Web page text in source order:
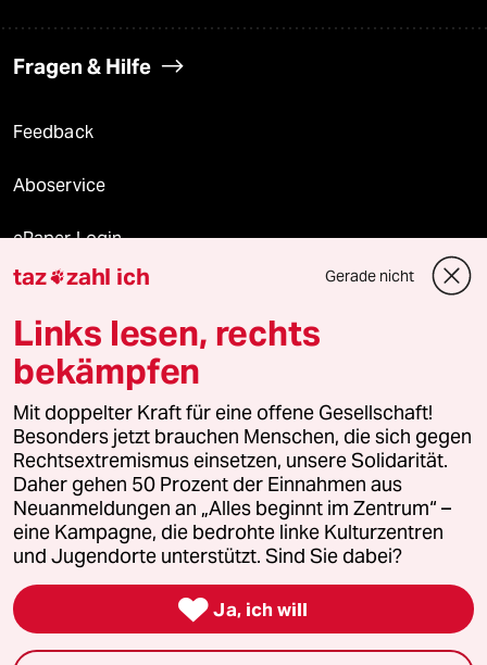
Fragen & Hilfe
Feedback
Aboservice
ePaper Login
Downloads für Abonnierende
© 2026 taz Verlags und Vertriebs GmbH
Alle Rechte vorbehalten. Bei rechtlichen Fragen oder für Genehmigungen
wenden Sie sich bitte an
lizenzen@taz.de
Feedback Redaktionsstatut Kommune-Richtlinien
Leitlinie Informant Datenschutz Impressum AGB
Seitenwende Einwilligungen widerrufen (Ads)
taz zahl ich Gerade nicht
Links lesen, rechts
bekämpfen
Mit doppelter Kraft für eine offene Gesellschaft!
Besonders jetzt brauchen Menschen, die sich gegen
Rechtsextremismus einsetzen, unsere Solidarität.
Daher gehen 50 Prozent der Einnahmen aus
Neuanmeldungen an „Alles beginnt im Zentrum“ –
eine Kampagne, die bedrohte linke Kulturzentren
und Jugendorte unterstützt. Sind Sie dabei?
 Ja, ich will